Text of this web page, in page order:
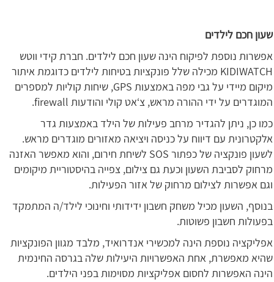
שעון חכם לילדים
אפשרות נוספת לפיקוח הינה שעון חכם לילדים. חברת קידי ווטש
KIDIWATCH מכילה שלל פונקציות בטיחות לילדים כדוגמת איתור
מיקום מיידי על גבי מפה באמצעות GPS, שיחות קוליות למספרים
המוגדרים על ידי ההורה מראש, צ‘אט קולי והודעות firewall.
כמו כן, ניתן להגדיר מרחב פעילות של הילד באמצעות גדר
אלקטרונית עם דיווח על כניסה ויציאה מאזורים מוגדרים מראש.
לשעון פונקציה של כפתור SOS לשיחת חירום, והוא מאפשר האזנה
מרחוק לסביבת השעון וכעת גם צילום, צפייה בהיסטוריית מיקומים
וגם אפשרות לצילום מרחוק של אזור הפעילות.
בנוסף, השעון מכיל משחק חשבון ידידותי וחינוכי לילד/ה המתמקד
בפעולות חשבון פשוטות.
אפליקציה נוספת הינה למכשירי אנדרואיד, מלבד מגוון הפונקציות
שהיא מאפשרת, אחת האפשרויות היעילות שלה בגרסה החינמית
הינה האפשרות לחסום אפליקציות מסוימות בפני הילדים.